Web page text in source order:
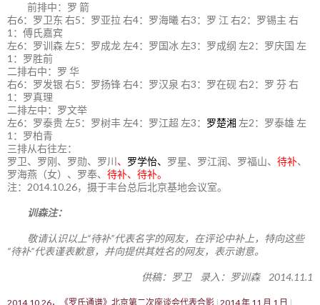
前排中：罗 箭
右6：罗卫东 右5：罗亚拉 右4：罗海曦 右3：罗 江 右2：罗锡主 右
1：傅氏嘉宾
左6：罗训森 左5：罗成龙 左4：罗国冰 左3：罗成纲 左2：罗庆国 左
1：罗胜前
二排右中：罗 华
右6：罗发银 右5：罗扬锋 右4：罗汉泉 右3：罗在砚 右2：罗 芬 右
1：罗真理
二排左中：罗文举
左6：罗泰贵 左5：罗树丰 左4：罗江超 左3： 罗楚湘 左2：罗泰雄 左
1：罗柏青
三排从右往左：
罗卫、罗刚、罗勋、罗川、 罗学怡、 罗星、罗江润、罗福山、 待补、
罗海燕（女）、罗奉、 待补、待补。
注：2014.10.26，摄于丰台总后北京基地会议室。
训森注：
敬请认识以上“待补”代表名字的网友，在评论中补上，特向这些
“待补”代表谨表歉意，并向提供其姓名的网友，表示谢意。
供稿：罗卫 录入：罗训森 2014.11.1
2014.10.26，《罗氏通谱》北京第二次座谈会代表合影 2014 年 11 月 1 日